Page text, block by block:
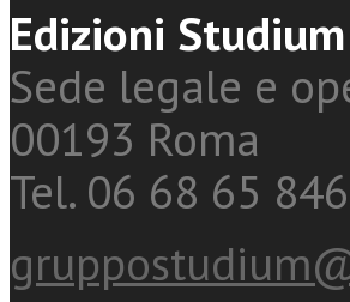
Edizioni
Sede legale e
00193 Roma
Tel. 06 68 65 846